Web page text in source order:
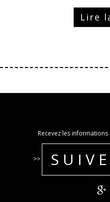
Lire
Recevez les
>>